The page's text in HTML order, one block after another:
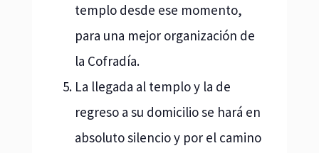
templo desde ese momento,
para una mejor organización de
la Cofradía.
La llegada al templo y la de
regreso a su domicilio se hará en
absoluto silencio y por el camino